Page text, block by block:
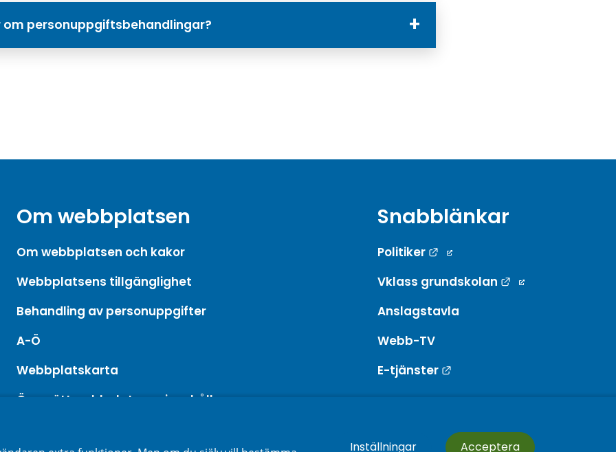
om personuppgiftsbehandlingar?
Om webbplatsen
Om webbplatsen och kakor
Webbplatsens tillgänglighet
Behandling av personuppgifter
A-Ö
Webbplatskarta
Översätt webbplatsens innehåll
Snabblänkar
Politiker
Länk till annan webbplats.
Vklass grundskolan
Länk till annan
Anslagstavla
Webb-TV
E-tjänster
Inställningar Acceptera